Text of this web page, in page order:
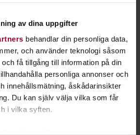
av dina uppgifter
behandlar din personliga data,
och använder teknologi såsom
få tillgång till information på din
personliga annonser och
innehållsmätning, åskådarinsikter
Du kan själv välja vilka som får
i vilka syften.
köpa, sälja, byta eller bara mingla med
Vi vill uppmuntra till att använda
håller och att laga det som kan
första hand köpa nytt.
på